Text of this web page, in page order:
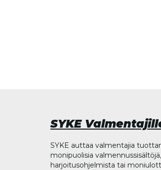
SYKE
SYKE auttaa valmentajia
monipuolisia
harjoitusohjelmista tai